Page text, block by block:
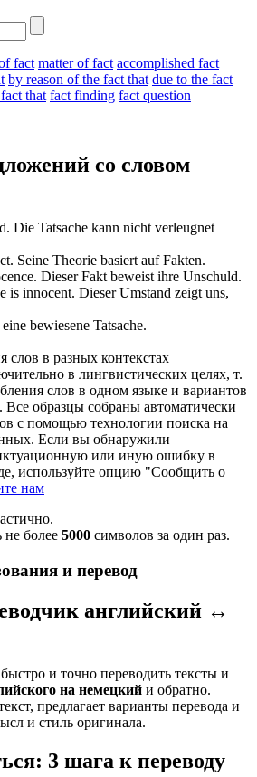
fact matter of fact accomplished fact
by reason of the fact that due to the fact
that fact finding fact question
со словом
Die Tatsache kann nicht verleugnet
. Seine Theorie basiert aufFakten.
DieserFakt beweist ihre Unschuld.
is innocent. DieserUmstand zeigt uns,
bewiesene Tatsache.
в разных контекстах
в лингвистических целях, т.
слов в одном языке и вариантов
Все образцы собраны автоматически
с помощью технологии поиска на
Если вы обнаружили
или иную ошибку в
используйте опцию "Сообщить о
нам
более 5000 символов за один раз.
и перевод
английский ↔
и точно переводить тексты и
на немецкий и обратно.
предлагает варианты перевода и
и стиль оригинала.
3 шага к переводу